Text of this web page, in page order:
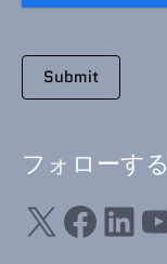
フォローする
X フェイスブックLinkedIn ユーチ